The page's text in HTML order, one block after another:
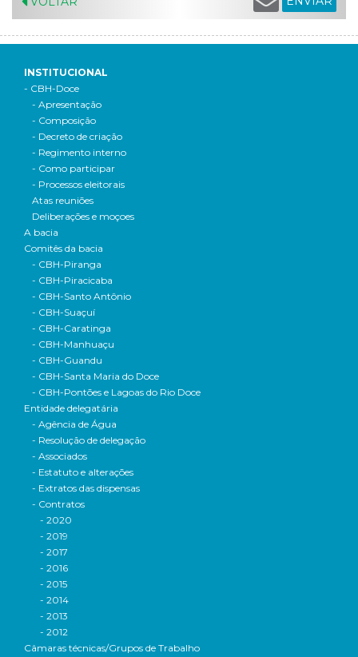
INSTITUCIONAL
- CBH-Doce
- Apresentação
- Composição
- Decreto de criação
- Regimento interno
- Como participar
- Processos eleitorais
Atas reuniões
Deliberações e moçoes
A bacia
Comitês da bacia
- CBH-Piranga
- CBH-Piracicaba
- CBH-Santo Antônio
- CBH-Suaçuí
- CBH-Caratinga
- CBH-Manhuaçu
- CBH-Guandu
- CBH-Santa Maria do Doce
- CBH-Pontões e Lagoas do Rio Doce
Entidade delegatária
- Agência de Água
- Resolução de delegação
- Associados
- Estatuto e alterações
- Extratos das dispensas
- Contratos
- 2020
- 2019
- 2017
- 2016
- 2015
- 2014
- 2013
- 2012
Câmaras técnicas/Grupos de Trabalho